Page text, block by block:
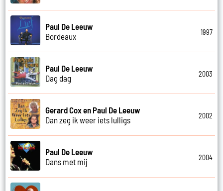
Paul De Leeuw
Bordeaux
1997
Paul De Leeuw
Dag dag
2003
Gerard Cox en Paul De Leeuw
Dan zeg ik weer iets lulligs
2002
Paul De Leeuw
Dans met mij
2004